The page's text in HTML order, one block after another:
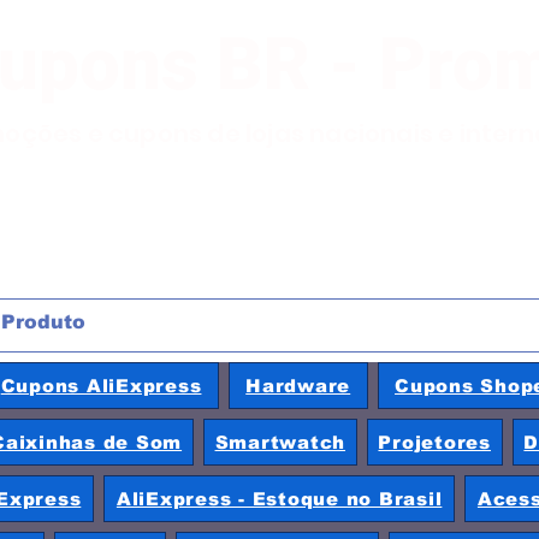
BR -
Cupons AliExpress Hardware Cupons
de Som Smartwatch Projetores
AliExpress - Estoque no Brasil